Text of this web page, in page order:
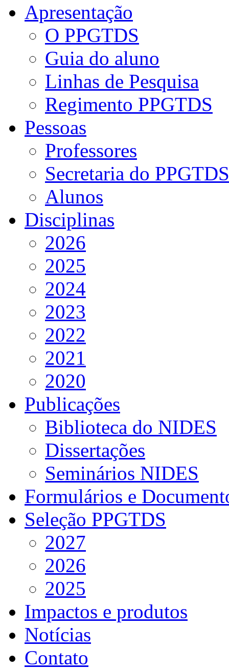
Apresentação
O PPGTDS
Guia do aluno
Linhas de Pesquisa
Regimento PPGTDS
Pessoas
Professores
Secretaria do PPGTDS
Alunos
Disciplinas
2026
2025
2024
2023
2022
2021
2020
Publicações
Biblioteca do NIDES
Dissertações
Seminários NIDES
Formulários e
Seleção PPGTDS
2027
2026
2025
Impactos e produtos
Notícias
Contato